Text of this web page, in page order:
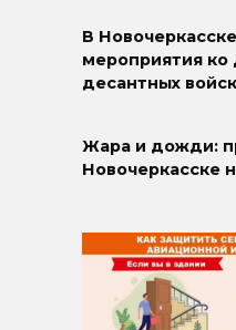
В
мероприятия
десантных войск
Жара и дожди:
Новочеркасске